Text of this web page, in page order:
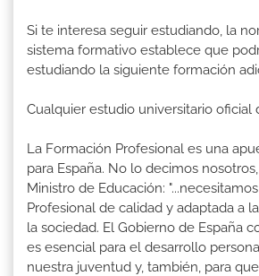
Si te interesa seguir estudiando, la
sistema formativo establece que
estudiando la siguiente formación
Cualquier estudio universitario oficial
La Formación Profesional es una
para España. No lo decimos
Ministro de Educación:
Profesional de calidad y adaptada a
la sociedad. El Gobierno de España
es esencial para el desarrollo
nuestra juventud y, también, para